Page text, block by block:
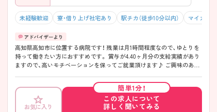
未経験歓迎 寮・借り上げ社宅あり 駅チカ（徒歩10分以内） マイカー
高知県高知市に位置する病院です！ 残業は月1時間程度なので、ゆとりを
持って働きたい方におすすめです。 賞与が4.40ヶ月分の支給実績があり
ますので、高いモチベーションを保ってご就業頂けます♪ ご興味のある
お気に入り
簡単1分！
この求人について
詳しく聞いてみる